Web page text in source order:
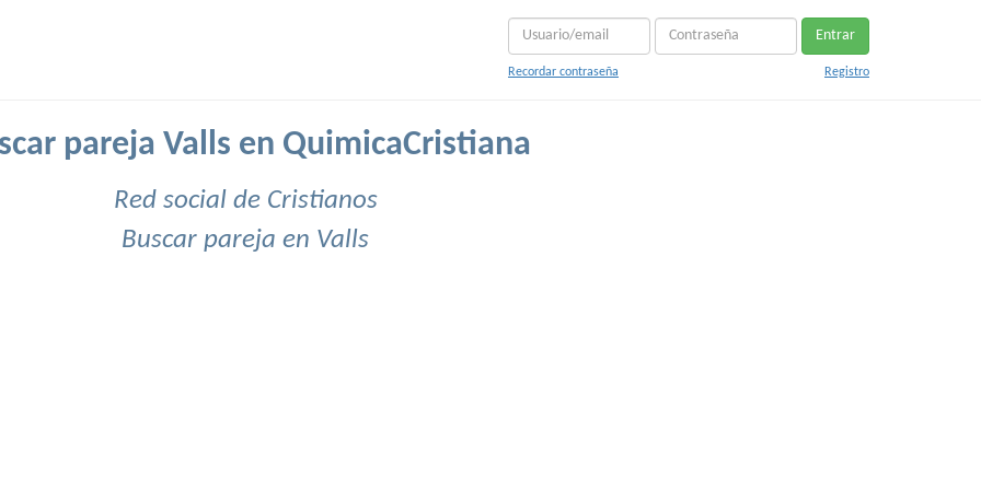
Entrar
Recordar contraseña Registro
pareja Valls en QuimicaCristiana
Red social de Cristianos
Buscar pareja en Valls